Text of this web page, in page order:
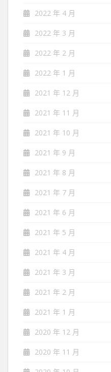
2022 年 4 月
2022 年 3 月
2022 年 2 月
2022 年 1 月
2021 年 12 月
2021 年 11 月
2021 年 10 月
2021 年 9 月
2021 年 8 月
2021 年 7 月
2021 年 6 月
2021 年 5 月
2021 年 4 月
2021 年 3 月
2021 年 2 月
2021 年 1 月
2020 年 12 月
2020 年 11 月